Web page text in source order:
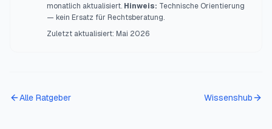
monatlich aktualisiert. Hinweis: Technische Orientierung
— kein Ersatz für Rechtsberatung.
Zuletzt aktualisiert: Mai 2026
Alle Ratgeber Wissenshub